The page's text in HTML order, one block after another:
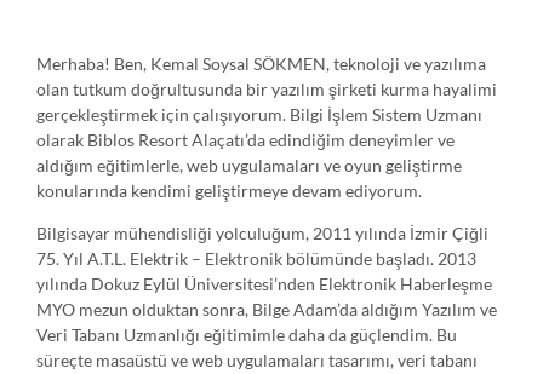
Merhaba! Ben, Kemal Soysal SÖKMEN, teknoloji ve yazılıma
olan tutkum doğrultusunda bir yazılım şirketi kurma hayalimi
gerçekleştirmek için çalışıyorum. Bilgi İşlem Sistem Uzmanı
olarak Biblos Resort Alaçatı’da edindiğim deneyimler ve
aldığım eğitimlerle, web uygulamaları ve oyun geliştirme
konularında kendimi geliştirmeye devam ediyorum.
Bilgisayar mühendisliği yolculuğum, 2011 yılında İzmir Çiğli
75. Yıl A.T.L. Elektrik – Elektronik bölümünde başladı. 2013
yılında Dokuz Eylül Üniversitesi’nden Elektronik Haberleşme
MYO mezun olduktan sonra, Bilge Adam’da aldığım Yazılım ve
Veri Tabanı Uzmanlığı eğitimimle daha da güçlendim. Bu
süreçte masaüstü ve web uygulamaları tasarımı, veri tabanı